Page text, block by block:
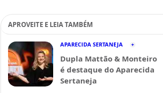
APROVEITE E LEIA TAMBÉM
APARECIDA SERTANEJA
Dupla Mattão & Monteiro
é destaque do Aparecida
Sertaneja